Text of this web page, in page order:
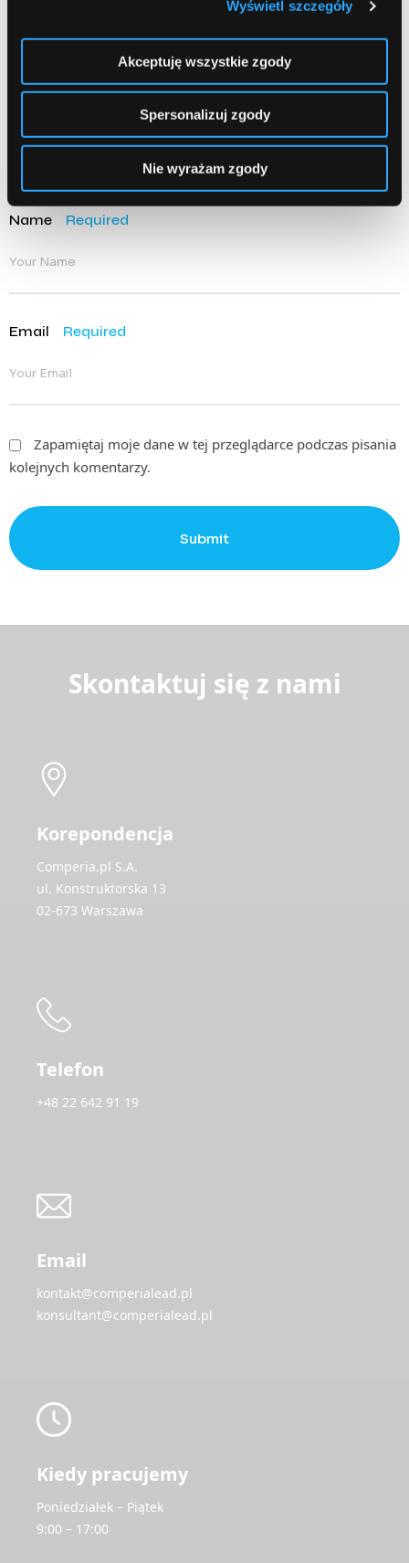
Wyświetl szczegóły
Akceptuję wszystkie zgody
Spersonalizuj zgody
Nie wyrażam zgody
Name Required
Email Required
Zapamiętaj moje dane w tej przeglądarce podczas pisania
kolejnych komentarzy.
Submit
Skontaktuj się z nami
Korepondencja
Comperia.pl S.A.
ul. Konstruktorska 13
02-673 Warszawa
Telefon
+48 22 642 91 19
Email
kontakt@comperialead.pl
konsultant@comperialead.pl
Kiedy pracujemy
Poniedziałek – Piątek
9:00 – 17:00